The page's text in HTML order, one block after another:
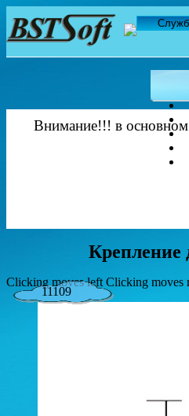
Внимание!!! в основном
Крепление
Clicking moves left Clicking moves
11109